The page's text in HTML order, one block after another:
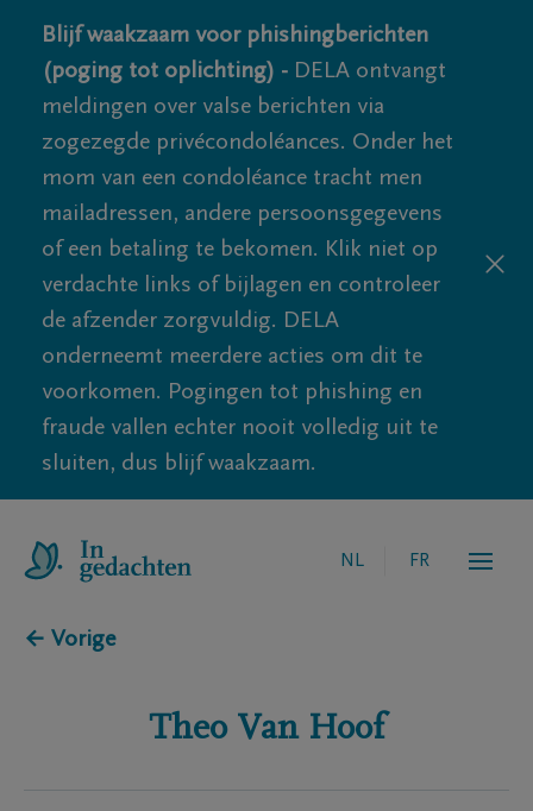
Blijf waakzaam voor phishingberichten
(poging tot oplichting) - DELA ontvangt
meldingen over valse berichten via
zogezegde privécondoléances. Onder het
mom van een condoléance tracht men
mailadressen, andere persoonsgegevens
of een betaling te bekomen. Klik niet op
verdachte links of bijlagen en controleer
de afzender zorgvuldig. DELA
onderneemt meerdere acties om dit te
voorkomen. Pogingen tot phishing en
fraude vallen echter nooit volledig uit te
sluiten, dus blijf waakzaam.
NL FR
← Vorige
Theo Van Hoof